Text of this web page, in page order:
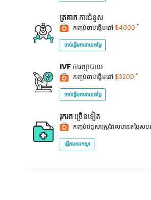
ត្រគាក ការជំនួស
កញ្ចប់ចាប់ផ្តើមនៅ $4000 *
ចាប់ផ្តើមការវាយតម្លៃ
IVF ការព្យាបាល
កញ្ចប់ចាប់ផ្តើមនៅ $3200 *
ចាប់ផ្តើមការវាយតម្លៃ
រុករក ច្រើនទៀត
កញ្ចប់វេជ្ជសាស្ត្រដែលមានតម្លៃសម
ផ្ញើការសាកសួរ